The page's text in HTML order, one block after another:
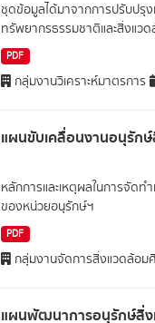
ชุดข้อมูลได้มาจากการปรับปรุ
ทรัพยากรธรรมชาติและสิ่งแว
PDF
กลุ่มงานวิเคราะห์มาตรการ
แผนขับเคลื่อนงานอนุรัก
หลักการและเหตุผลในการจัด
ของหน่วยอนุรักษ์ฯ
PDF
กลุ่มงานจัดการสิ่งแวดล้อม
แผนพัฒนาการอนุรักษ์สิ่